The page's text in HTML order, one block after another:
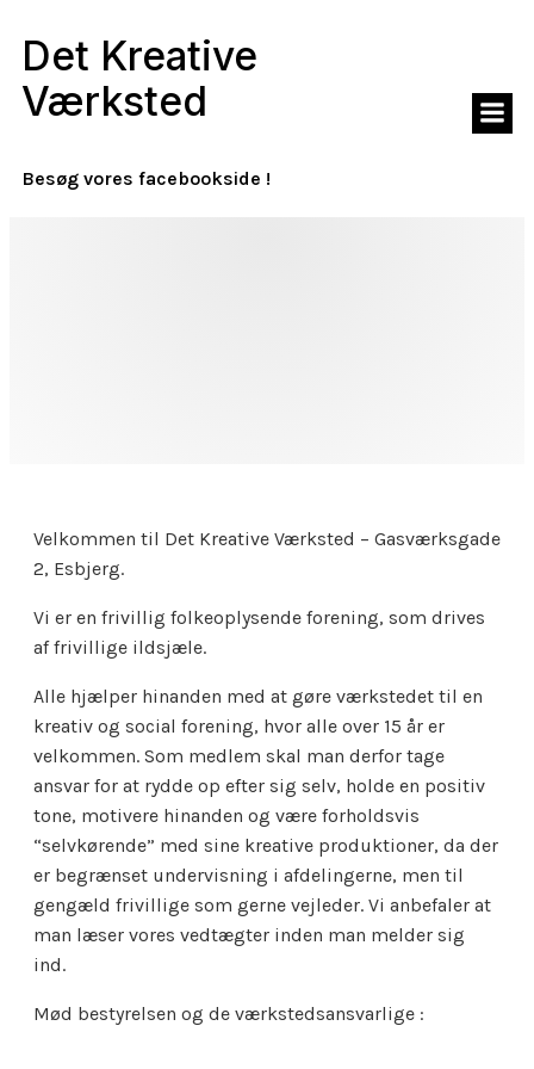
Det Kreative
Værksted
Besøg vores facebookside !
Velkommen til Det Kreative Værksted – Gasværksgade
2, Esbjerg.
Vi er en frivillig folkeoplysende forening, som drives
af frivillige ildsjæle.
Alle hjælper hinanden med at gøre værkstedet til en
kreativ og social forening, hvor alle over 15 år er
velkommen. Som medlem skal man derfor tage
ansvar for at rydde op efter sig selv, holde en positiv
tone, motivere hinanden og være forholdsvis
“selvkørende” med sine kreative produktioner, da der
er begrænset undervisning i afdelingerne, men til
gengæld frivillige som gerne vejleder. Vi anbefaler at
man læser vores vedtægter inden man melder sig
ind.
Mød bestyrelsen og de værkstedsansvarlige :